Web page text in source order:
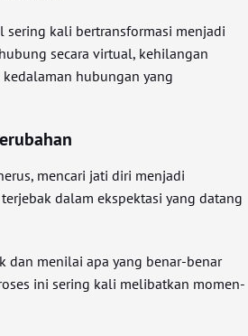
kali bertransformasi menjadi
secara virtual, kehilangan
hubungan yang
mencari jati diri menjadi
dalam ekspektasi yang datang
dan menilai apa yang benar-benar
ini sering kali melibatkan momen-